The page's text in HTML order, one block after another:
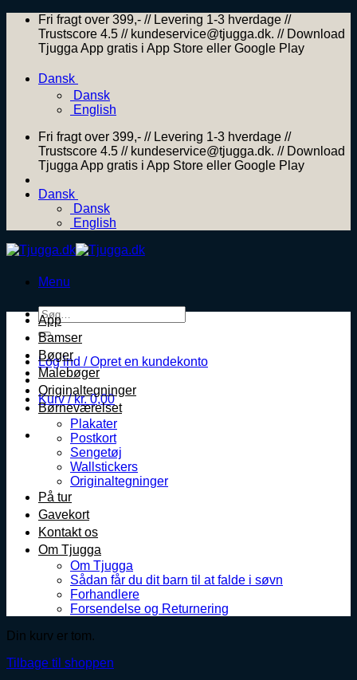
Skip
content
Fri fragt over 399,- // Levering 1-3 hverdage //
Trustscore 4.5 // kundeservice@tjugga.dk. // Download
Tjugga App gratis i App Store eller Google Play
Dansk
Dansk
English
Fri fragt over 399,- // Levering 1-3 hverdage //
Trustscore 4.5 // kundeservice@tjugga.dk. // Download
Tjugga App gratis i App Store eller Google Play
Dansk
Dansk
English
Menu
Søg
efter:
Log ind / Opret en kundekonto
Kurv /kr.0,00
App
Bamser
Bøger
Malebøger
Originaltegninger
Børneværelset
Plakater
Postkort
Sengetøj
Wallstickers
Originaltegninger
På tur
Gavekort
Kontakt os
Om Tjugga
Om Tjugga
Sådan får du dit barn til at falde i søvn
Forhandlere
Forsendelse og Returnering
Din kurv er tom.
Tilbage til shoppen